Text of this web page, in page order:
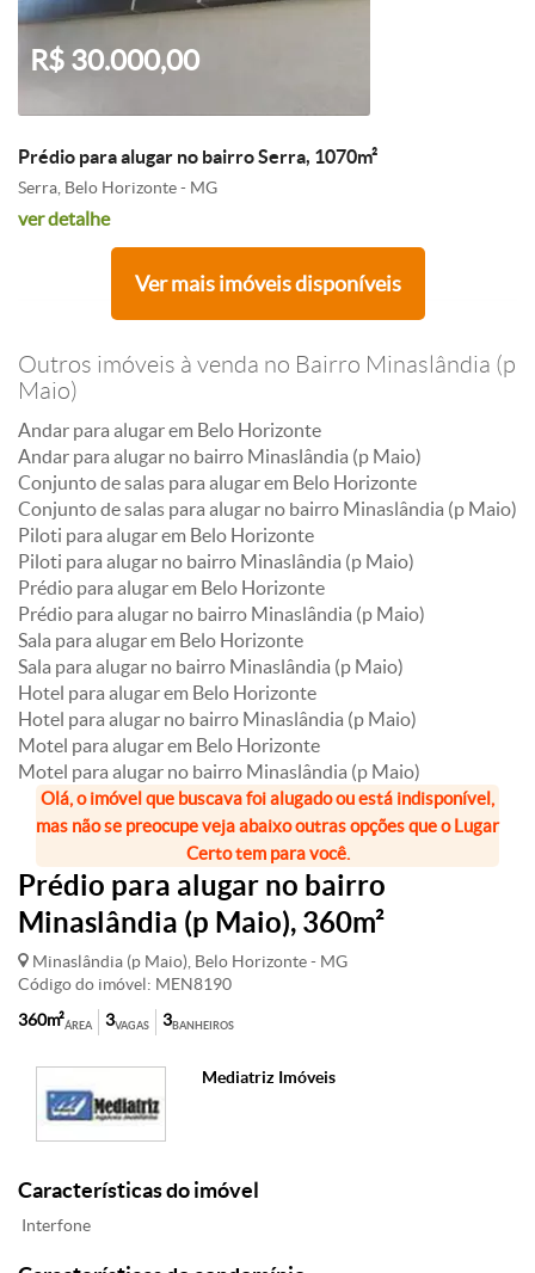
R$ 30.000,00
Prédio para alugar no bairro Serra, 1070m²
Serra, Belo Horizonte - MG
ver detalhe
Ver mais imóveis disponíveis
Outros imóveis à venda no Bairro Minaslândia (p
Maio)
Andar para alugar em Belo Horizonte
Andar para alugar no bairro Minaslândia (p Maio)
Conjunto de salas para alugar em Belo Horizonte
Conjunto de salas para alugar no bairro Minaslândia (p Maio)
Piloti para alugar em Belo Horizonte
Piloti para alugar no bairro Minaslândia (p Maio)
Prédio para alugar em Belo Horizonte
Prédio para alugar no bairro Minaslândia (p Maio)
Sala para alugar em Belo Horizonte
Sala para alugar no bairro Minaslândia (p Maio)
Hotel para alugar em Belo Horizonte
Hotel para alugar no bairro Minaslândia (p Maio)
Motel para alugar em Belo Horizonte
Motel para alugar no bairro Minaslândia (p Maio)
Olá, o imóvel que buscava foi alugado ou está indisponível,
mas não se preocupe veja abaixo outras opções que o Lugar
Certo tem para você.
Prédio para alugar no bairro
Minaslândia (p Maio), 360m²
Minaslândia (p Maio), Belo Horizonte - MG
Código do imóvel: MEN8190
ÁREA
360m² VAGAS
3 BANHEIROS
3
Mediatriz Imóveis
Características do imóvel
Interfone